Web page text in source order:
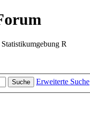
R
Suche Erweiterte Suche